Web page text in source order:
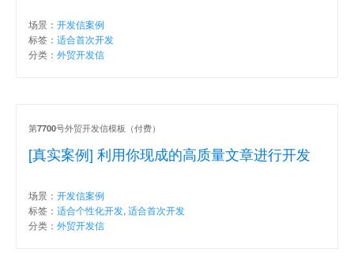
场景： 开发信案例
标签： 适合首次开发
分类： 外贸开发信
[真实案例] 利用你现成的高质量文章进行开发
第7700号外贸开发信模板（付费）
场景： 开发信案例
标签： 适合个性化开发, 适合首次开发
分类： 外贸开发信